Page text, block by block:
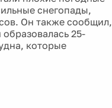
снегопады,
Он также сообщил,
25-
которые